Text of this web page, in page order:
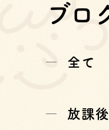
ブロ
全て
放課